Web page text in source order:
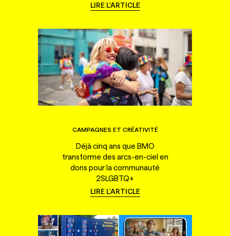
LIRE L'ARTICLE
CAMPAGNES ET CRÉATIVITÉ
Déjà cinq ans que BMO
transforme des arcs-en-ciel en
dons pour la communauté
2SLGBTQ+
LIRE L'ARTICLE